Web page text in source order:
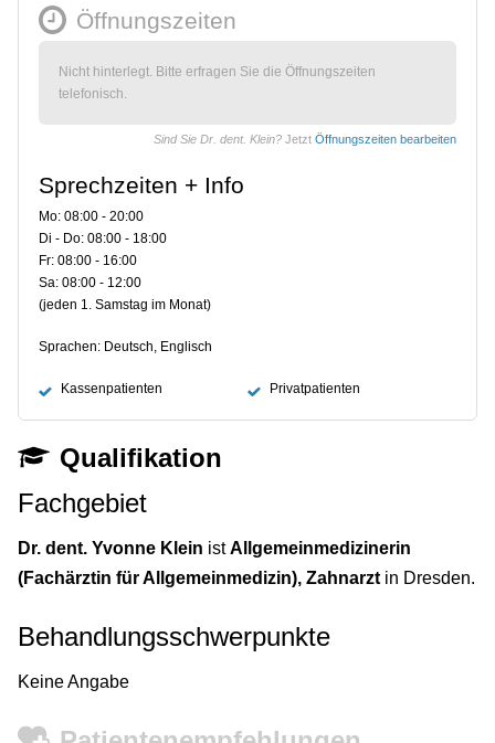
Öffnungszeiten
Nicht hinterlegt. Bitte erfragen Sie die Öffnungszeiten
telefonisch.
Sind Sie Dr. dent. Klein? Jetzt Öffnungszeiten bearbeiten
Sprechzeiten + Info
Mo: 08:00 - 20:00
Di - Do: 08:00 - 18:00
Fr: 08:00 - 16:00
Sa: 08:00 - 12:00
(jeden 1. Samstag im Monat)
Sprachen: Deutsch, Englisch
Kassenpatienten Privatpatienten
Qualifikation
Fachgebiet
Dr. dent. Yvonne Klein istAllgemeinmedizinerin
(Fachärztin für Allgemeinmedizin), Zahnarzt in Dresden.
Behandlungsschwerpunkte
Keine Angabe